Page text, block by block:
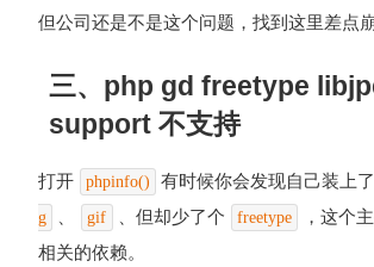
但公司还是不是这个问题，找到这里差点崩
三、php gd freetype
support 不支持
打开 phpinfo() 有时候你会发现自己装上了
g
gif 、但却少了个 freetype
，这个
相关的依赖。